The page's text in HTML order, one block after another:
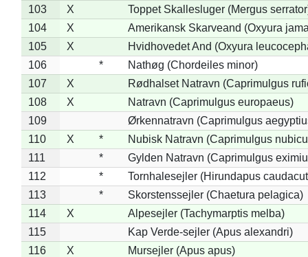
103 X
Toppet Skallesluger (Mergus
104
X
Amerikansk Skarveand (Oxyura
105
X
Hvidhovedet And (Oxyura
106
*
Nathøg (Chordeiles minor)
107
X
Rødhalset Natravn (Caprimulgus
108
X
Natravn (Caprimulgus europaeus)
109
Ørkennatravn (Caprimulgus
110
X *
Nubisk Natravn (Caprimulgus
111
*
Gylden Natravn (Caprimulgus
112
*
Tornhalesejler (Hirundapus
113
*
Skorstenssejler (Chaetura pelagica)
114
X
Alpesejler (Tachymarptis melba)
115
Kap Verde-sejler (Apus alexandri)
116
X
Mursejler (Apus apus)